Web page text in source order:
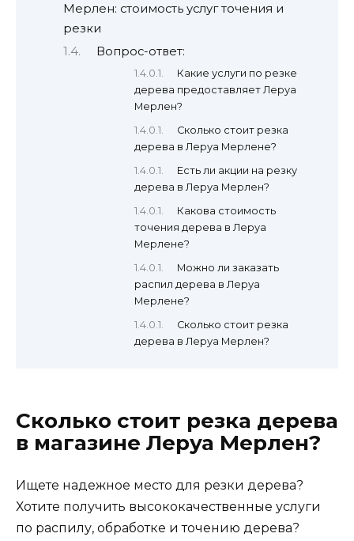
Мерлен: стоимость услуг точения и
резки
Вопрос-ответ:
Какие услуги по резке
дерева предоставляет Леруа
Мерлен?
Сколько стоит резка
дерева в Леруа Мерлене?
Есть ли акции на резку
дерева в Леруа Мерлен?
Какова стоимость
точения дерева в Леруа
Мерлене?
Можно ли заказать
распил дерева в Леруа
Мерлене?
Сколько стоит резка
дерева в Леруа Мерлен?
Сколько стоит резка дерева
в магазине Леруа Мерлен?
Ищете надежное место для резки дерева?
Хотите получить высококачественные услуги
по распилу, обработке и точению дерева?